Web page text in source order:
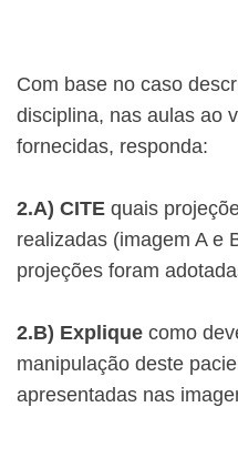
Com base no caso
disciplina, nas aulas ao
fornecidas, responda:
2.A) CITE quais
realizadas (imagem A e
projeções foram
2.B) Explique como
manipulação deste
apresentadas nas